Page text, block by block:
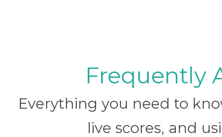
Frequently
Everything you need to
live scores, and